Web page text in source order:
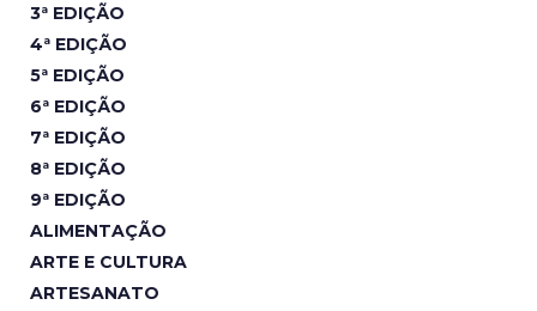
3ª EDIÇÃO
4ª EDIÇÃO
5ª EDIÇÃO
6ª EDIÇÃO
7ª EDIÇÃO
8ª EDIÇÃO
9ª EDIÇÃO
ALIMENTAÇÃO
ARTE E CULTURA
ARTESANATO